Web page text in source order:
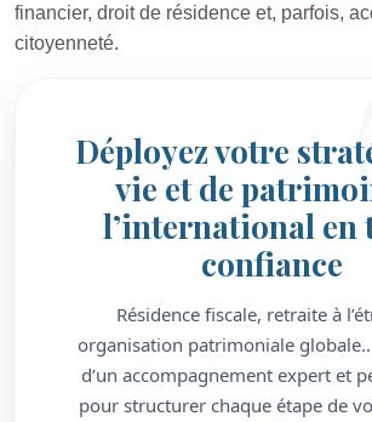
financier, droit de résidence et, parfois,
citoyenneté.
Déployez votre
vie et de
l’international en
confiance
Résidence fiscale, retraite à
organisation patrimoniale
d’un accompagnement expert et
pour structurer chaque étape de